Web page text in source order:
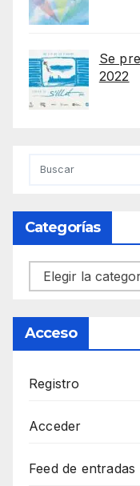
Se
2022
Categorías
Categorías
Acceso
Registro
Acceder
Feed de entradas